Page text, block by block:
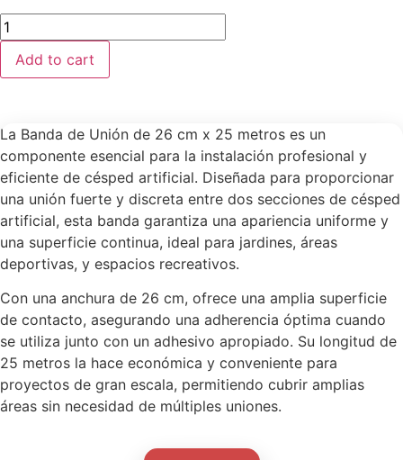
Add to cart
La Banda de Unión de 26 cm x 25 metros es un
componente esencial para la instalación profesional y
eficiente de césped artificial. Diseñada para proporcionar
una unión fuerte y discreta entre dos secciones de césped
artificial, esta banda garantiza una apariencia uniforme y
una superficie continua, ideal para jardines, áreas
deportivas, y espacios recreativos.
Con una anchura de 26 cm, ofrece una amplia superficie
de contacto, asegurando una adherencia óptima cuando
se utiliza junto con un adhesivo apropiado. Su longitud de
25 metros la hace económica y conveniente para
proyectos de gran escala, permitiendo cubrir amplias
áreas sin necesidad de múltiples uniones.